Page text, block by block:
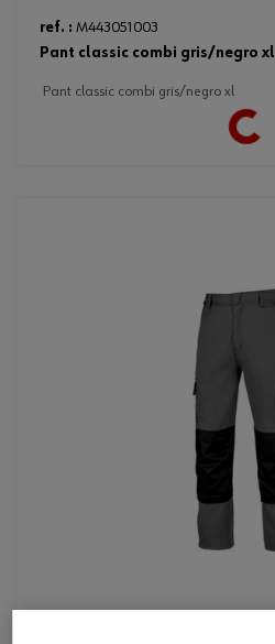
ref. : M443051003
pant classic combi gris/negro xl
pant classic combi gris/negro xl
Loading...